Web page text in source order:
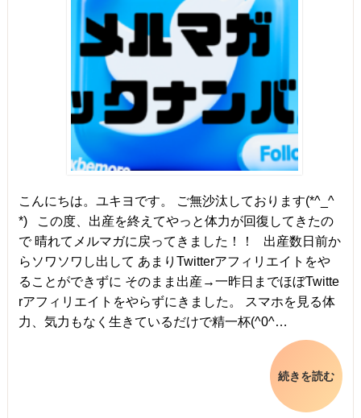
こんにちは。ユキヨです。 ご無沙汰しております(*^_^
*) この度、出産を終えてやっと体力が回復してきたの
で 晴れてメルマガに戻ってきました！！ 出産数日前か
らソワソワし出して あまりTwitterアフィリエイトをや
ることができずに そのまま出産→一昨日までほぼTwitte
rアフィリエイトをやらずにきました。 スマホを見る体
力、気力もなく生きているだけで精一杯(^0^…
続きを読む